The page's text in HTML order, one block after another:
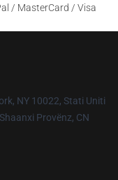
/ MasterCard / Visa
NY 10022, Stati Uniti
Provënz, CN